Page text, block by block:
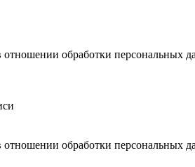
отношении обработки персональных
отношении обработки персональных